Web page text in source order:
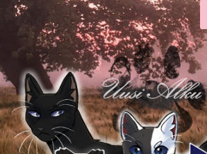
Siirry
sisältöön